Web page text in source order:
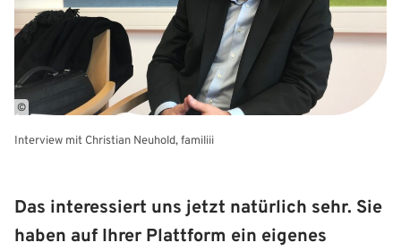
©
Interview mit Christian Neuhold, familiii
Das interessiert uns jetzt natürlich sehr. Sie
haben auf Ihrer Plattform ein eigenes